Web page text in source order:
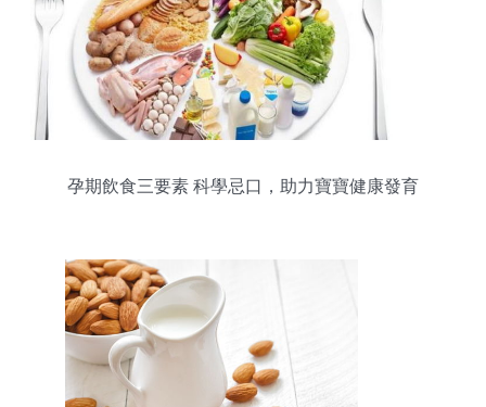
孕期飲食三要素 科學忌口，助力寶寶健康發育